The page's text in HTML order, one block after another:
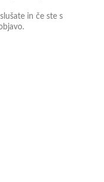
in če ste s